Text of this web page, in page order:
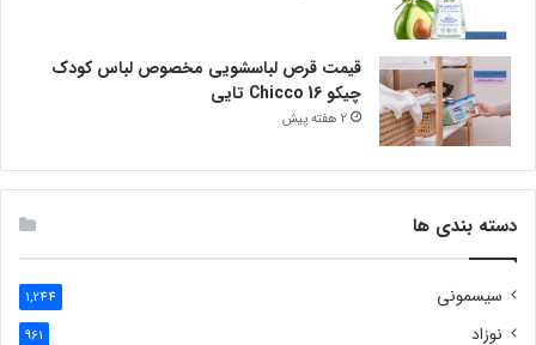
قیمت قرص لباسشویی مخصوص لباس کودک
چیکو Chicco 16 تایی
2 هفته پیش
دسته بندی ها
سیسمونی 1,244
نوزاد 961